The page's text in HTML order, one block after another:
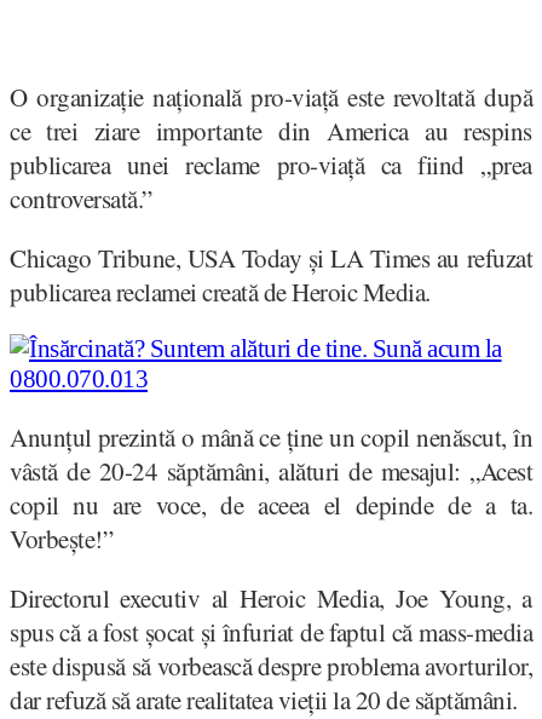
O organizație națională pro-viață este revoltată după
ce trei ziare importante din America au respins
publicarea unei reclame pro-viață ca fiind „prea
controversată.”
Chicago Tribune, USA Today și LA Times au refuzat
publicarea reclamei creată de Heroic Media.
Anunțul prezintă o mână ce ține un copil nenăscut, în
vâstă de 20-24 săptămâni, alături de mesajul: „Acest
copil nu are voce, de aceea el depinde de a ta.
Vorbește!”
Directorul executiv al Heroic Media, Joe Young, a
spus că a fost șocat și înfuriat de faptul că mass-media
este dispusă să vorbească despre problema avorturilor,
dar refuză să arate realitatea vieții la 20 de săptămâni.